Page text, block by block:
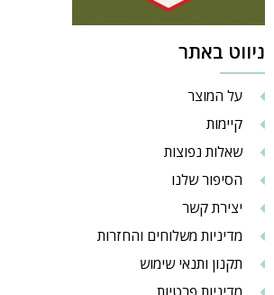
ניווט באתר
על המוצר
קיימות
שאלות נפוצות
הסיפור שלנו
יצירת קשר
מדיניות משלוחים והחזרות
תקנון ותנאי שימוש